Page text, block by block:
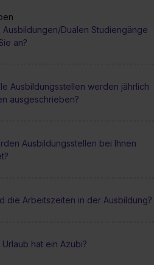
Ausbildungen/Dualen Studiengänge
an?
Ausbildungsstellen werden jährlich
ausgeschrieben?
Ausbildungsstellen bei Ihnen
die Arbeitszeiten in der Ausbildung?
hat ein Azubi?